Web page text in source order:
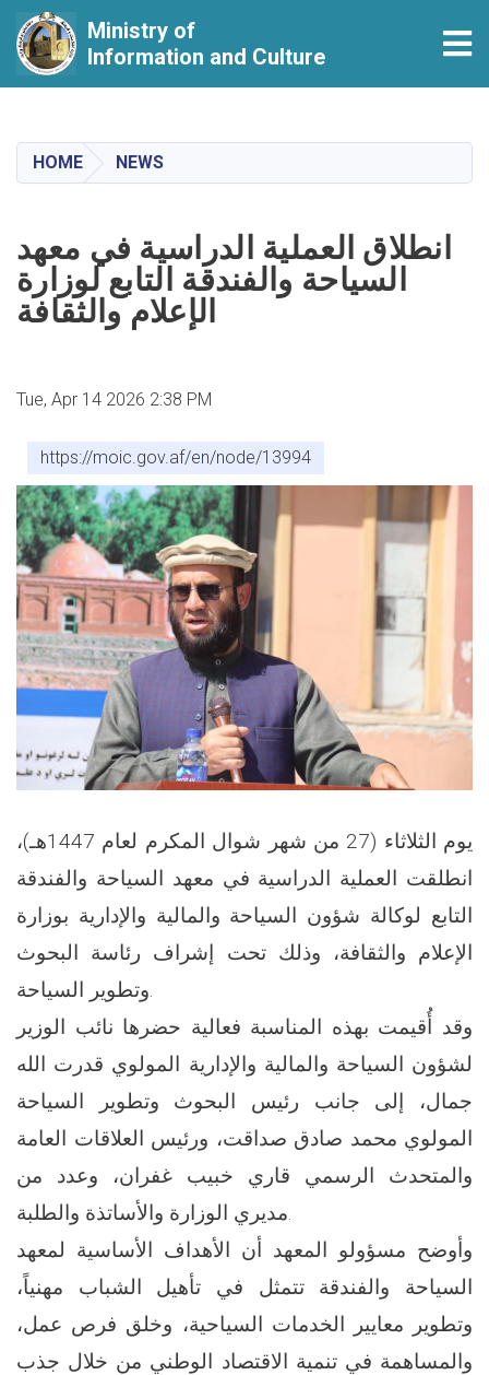
content
Ministry of
Information and Culture
HOME NEWS
انطلاق العملية الدراسية في معهد
السياحة والفندقة التابع لوزارة
الإعلام والثقافة
Tue, Apr 14 2026 2:38 PM
https://moic.gov.af/en/node/13994
يوم الثلاثاء (27 من شهر شوال المكرم لعام 1447هـ)،
انطلقت العملية الدراسية في معهد السياحة والفندقة
التابع لوكالة شؤون السياحة والمالية والإدارية بوزارة
الإعلام والثقافة، وذلك تحت إشراف رئاسة البحوث
وتطوير السياحة.
وقد أُقيمت بهذه المناسبة فعالية حضرها نائب الوزير
لشؤون السياحة والمالية والإدارية المولوي قدرت الله
جمال، إلى جانب رئيس البحوث وتطوير السياحة
المولوي محمد صادق صداقت، ورئيس العلاقات العامة
والمتحدث الرسمي قاري خبيب غفران، وعدد من
مديري الوزارة والأساتذة والطلبة.
وأوضح مسؤولو المعهد أن الأهداف الأساسية لمعهد
السياحة والفندقة تتمثل في تأهيل الشباب مهنياً،
وتطوير معايير الخدمات السياحية، وخلق فرص عمل،
والمساهمة في تنمية الاقتصاد الوطني من خلال جذب